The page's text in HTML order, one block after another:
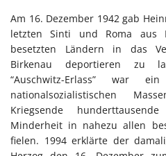
Am 16. Dezember 1942 gab
letzten Sinti und Roma aus
besetzten Ländern in das
Birkenau deportieren zu
“Auschwitz-Erlass” war
nationalsozialistischen
Kriegsende
Minderheit in nahezu allen
fielen. 1994 erklärte der